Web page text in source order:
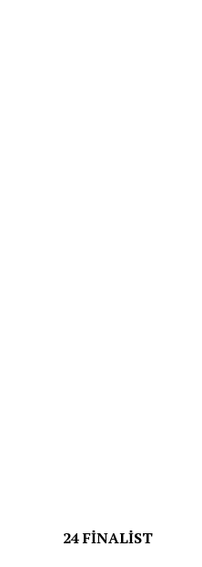
24 FİNALİST